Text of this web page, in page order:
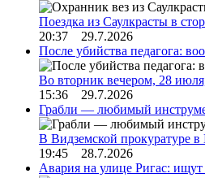
Поездка из Саулкрасты в
20:37 29.7.2026
После убийства педагога:
Во вторник вечером, 28
15:36 29.7.2026
Грабли — любимый
В Видземской прокуратуре
19:45 28.7.2026
Авария на улице Ригас: